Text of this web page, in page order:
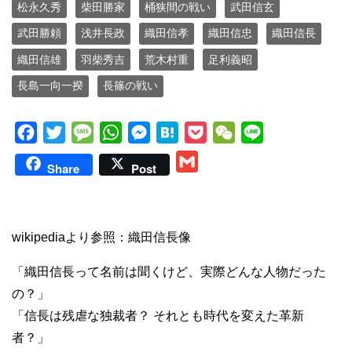
松永久秀 柴田勝家 桶狭間の戦い 武田信玄
武田勝頼 浅井長政 織田信孝 織田信忠 織田信長
織田信雄 羽柴秀吉 荒木村重 足利義昭
長島一向一揆 長篠の戦い
a
c
o
o
w
i
e
r
M
e
s
g
W
h
a
A
p
e
s
n
g
a
t
a
W
Share Post
wikipediaより参照：織田信長像
「織田信長って名前は聞くけど、実際どんな人物だった
の？」
「信長は残虐な独裁者？ それとも時代を変えた革新
者？」